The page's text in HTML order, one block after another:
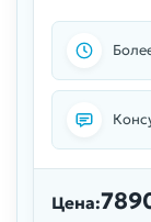
Цена: